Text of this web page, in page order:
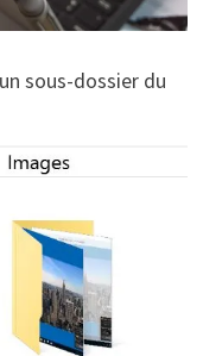
sous-dossier du